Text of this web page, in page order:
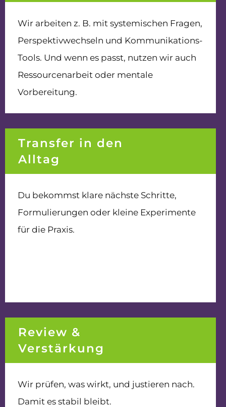
Wir arbeiten z. B. mit systemischen Fragen,
Perspektivwechseln und Kommunikations-
Tools. Und wenn es passt, nutzen wir auch
Ressourcenarbeit oder mentale
Vorbereitung.
Transfer in den
Alltag
Du bekommst klare nächste Schritte,
Formulierungen oder kleine Experimente
für die Praxis.
Review &
Verstärkung
Wir prüfen, was wirkt, und justieren nach.
Damit es stabil bleibt.